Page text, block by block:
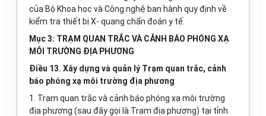
của Bộ Khoa học và Công nghệ ban hành quy định về
kiểm tra thiết bị X- quang chẩn đoán y tế.
Mục 3: TRẠM QUAN TRẮC VÀ CẢNH BÁO PHÓNG XẠ
MÔI TRƯỜNG ĐỊA PHƯƠNG
Điều 13. Xây dựng và quản lý Trạm quan trắc, cảnh
báo phóng xạ môi trường địa phương
1. Trạm quan trắc và cảnh báo phóng xạ môi trường
địa phương (sau đây gọi là Trạm địa phương) tại tỉnh